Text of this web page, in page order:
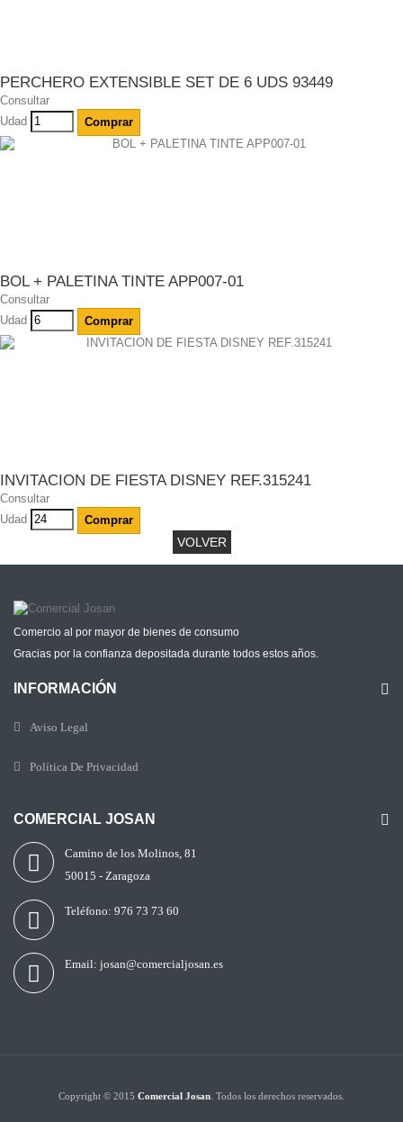
PERCHERO EXTENSIBLE SET DE 6 UDS 93449
Consultar
Udad
Comprar
BOL + PALETINA TINTE APP007-01
Consultar
Udad
Comprar
INVITACION DE FIESTA DISNEY REF.315241
Consultar
Udad
Comprar
VOLVER
Comercio al por mayor de bienes de consumo
Gracias por la confianza depositada durante todos estos años.
INFORMACIÓN
Aviso Legal
Política De Privacidad
COMERCIAL JOSAN
Camino de los Molinos, 81
50015 - Zaragoza
Teléfono: 976 73 73 60
Email: josan@comercialjosan.es
Copyright © 2015 Comercial Josan . Todos los derechos reservados.